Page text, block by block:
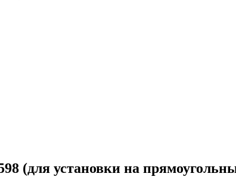
(для установки на